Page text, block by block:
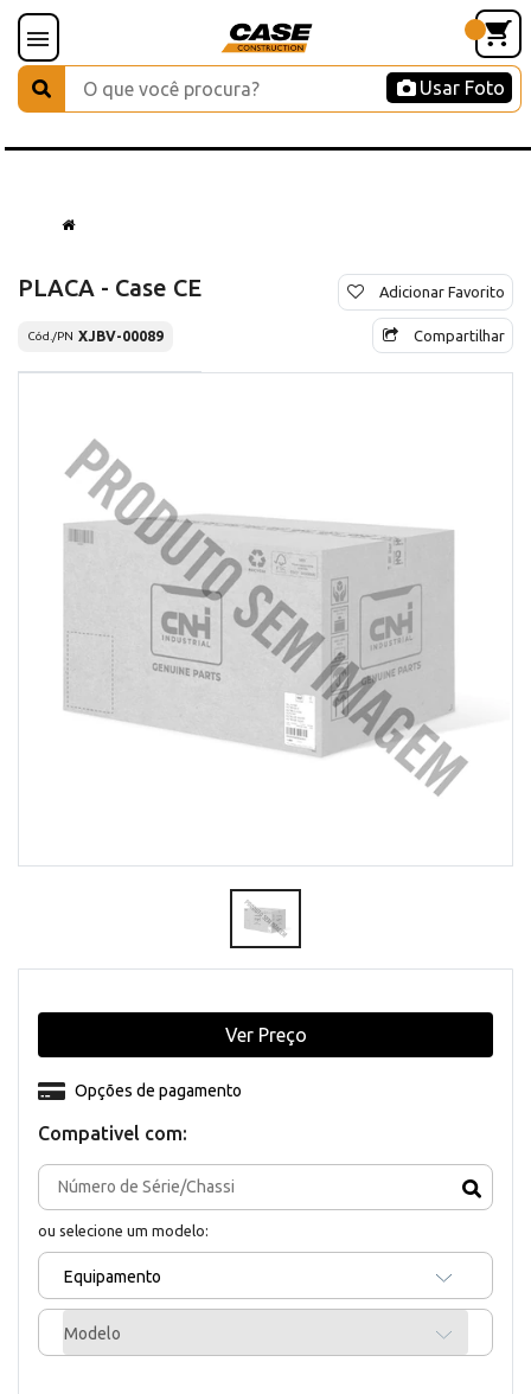
Usar Foto
PLACA - Case CE
Cód./PN XJBV-00089
Adicionar Favorito
Compartilhar
Compativel com:
ou selecione um modelo:
Equipamento
Modelo
Opções de pagamento
Ver Preço